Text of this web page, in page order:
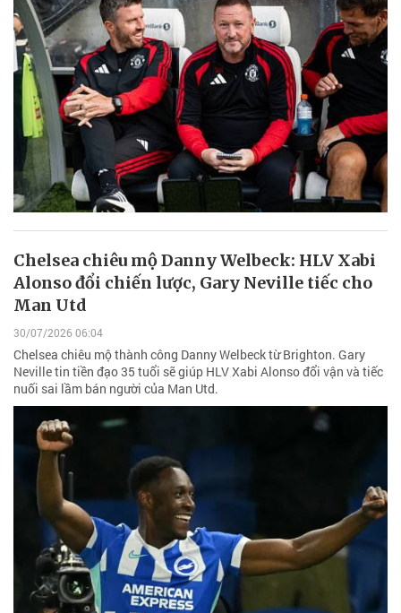
Chelsea chiêu mộ Danny Welbeck: HLV Xabi
Alonso đổi chiến lược, Gary Neville tiếc cho
Man Utd
30/07/2026 06:04
Chelsea chiêu mộ thành công Danny Welbeck từ Brighton. Gary
Neville tin tiền đạo 35 tuổi sẽ giúp HLV Xabi Alonso đổi vận và tiếc
nuối sai lầm bán người của Man Utd.